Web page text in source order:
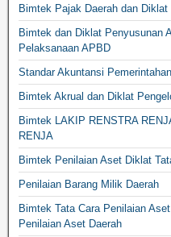
Bimtek Pajak Daerah dan Diklat
Bimtek dan Diklat Penyusunan
Pelaksanaan APBD
Standar Akuntansi
Bimtek Akrual dan Diklat
Bimtek LAKIP RENSTRA
RENJA
Bimtek Penilaian Aset Diklat
Penilaian Barang Milik Daerah
Bimtek Tata Cara Penilaian
Penilaian Aset Daerah